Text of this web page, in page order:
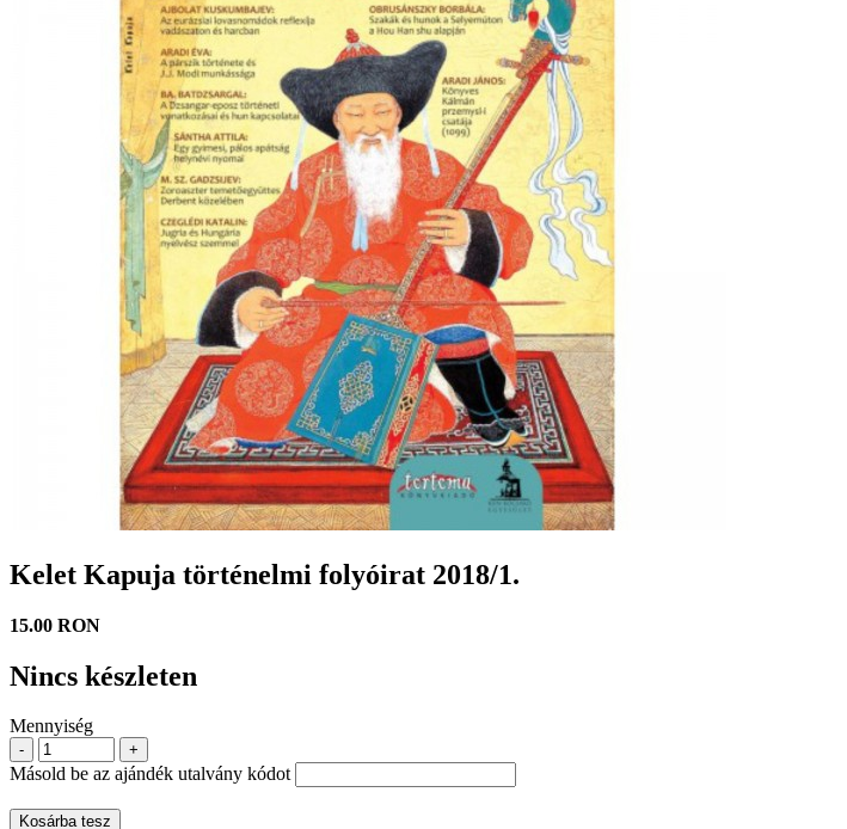
Kelet Kapuja történelmi folyóirat 2018/1.
15.00 RON
Nincs készleten
Mennyiség
- +
Másold be az ajándék utalvány kódot
Kosárba tesz